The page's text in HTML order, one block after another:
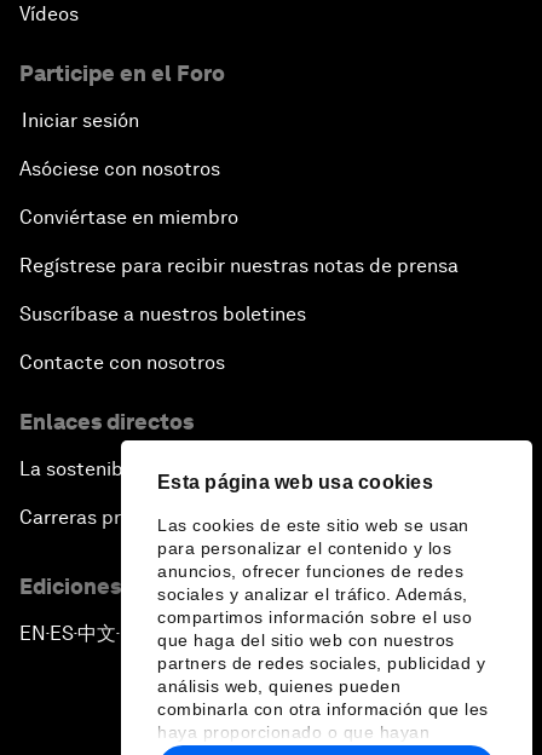
Esta página web usa cookies
Las cookies de este sitio web se usan
para personalizar el contenido y los
anuncios, ofrecer funciones de redes
sociales y analizar el tráfico. Además,
compartimos información sobre el uso
que haga del sitio web con nuestros
partners de redes sociales, publicidad y
análisis web, quienes pueden
combinarla con otra información que les
haya proporcionado o que hayan
Vídeos
Participe en el Foro
Iniciar sesión
Asóciese con nosotros
Conviértase en miembro
Regístrese para recibir nuestras notas de prensa
Suscríbase a nuestros boletines
Contacte con nosotros
Enlaces directos
La sostenibilidad en el Foro
Carreras profesionales
Ediciones en otros idiomas
EN ▪ ES▪中文▪ 日本語